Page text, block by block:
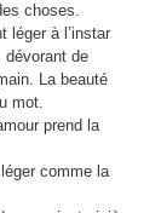
choses.
léger à l’instar
dévorant de
La beauté
mot.
prend la
comme la